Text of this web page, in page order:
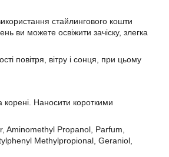
стайлингового кошти
ви можете освіжити зачіску, злегка
повітря, вітру і сонця, при цьому
корені. Наносити короткими
Aminomethyl Propanol, Parfum,
Methylpropional, Geraniol,